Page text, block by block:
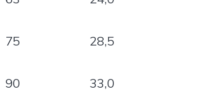
75 28,5
90 33,0